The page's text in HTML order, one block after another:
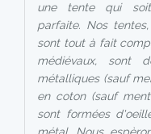
une tente qui
parfaite. Nos
sont tout à fait
médiévaux, sont
métalliques (sauf
en coton (sauf
sont formées